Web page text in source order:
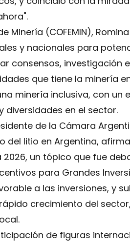
Minería (COFEMIN),
y nacionales para
consensos, investigación
que tiene la minería
minería inclusiva, con un
diversidades en el sector.
de la Cámara
litio en Argentina,
un tópico que fue
para Grandes
a las inversiones, y
crecimiento del
de figuras